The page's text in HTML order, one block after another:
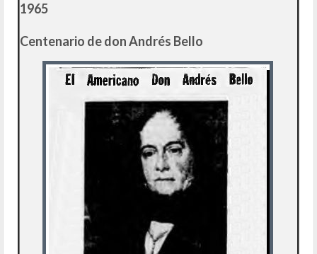
1965
Centenario de don Andrés Bello